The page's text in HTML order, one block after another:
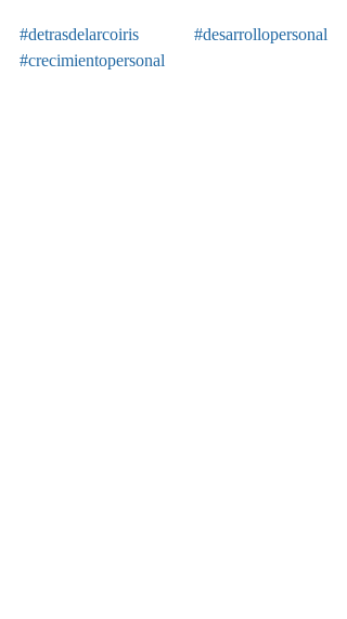
#detrasdelarcoiris
#desarrollopersonal
#crecimientopersonal